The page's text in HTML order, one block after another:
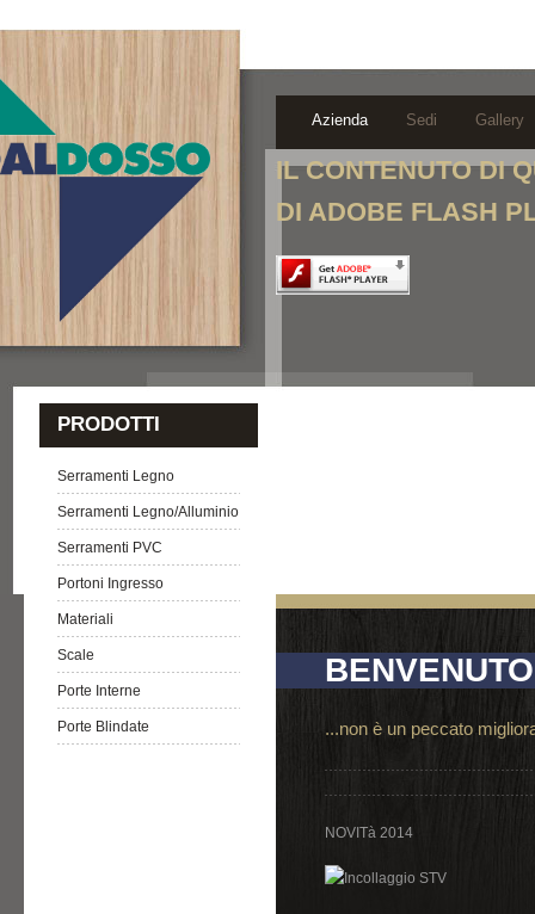
Azienda Sedi Gallery
IL CONTENUTO DI
DI ADOBE FLASH
PRODOTTI
Serramenti Legno
Serramenti Legno/Alluminio
Serramenti PVC
Portoni Ingresso
Materiali
Scale
Porte Interne
Porte Blindate
BENVENUTO
...non è un peccato
NOVITà 2014